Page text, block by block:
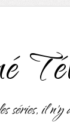
séries, il